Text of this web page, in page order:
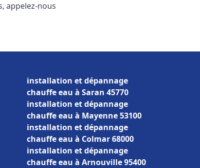
appelez-nous
installation et dépannage
chauffe eau à Saran 45770
installation et dépannage
chauffe eau à Mayenne 53100
installation et dépannage
chauffe eau à Colmar 68000
installation et dépannage
chauffe eau à Arnouville 95400